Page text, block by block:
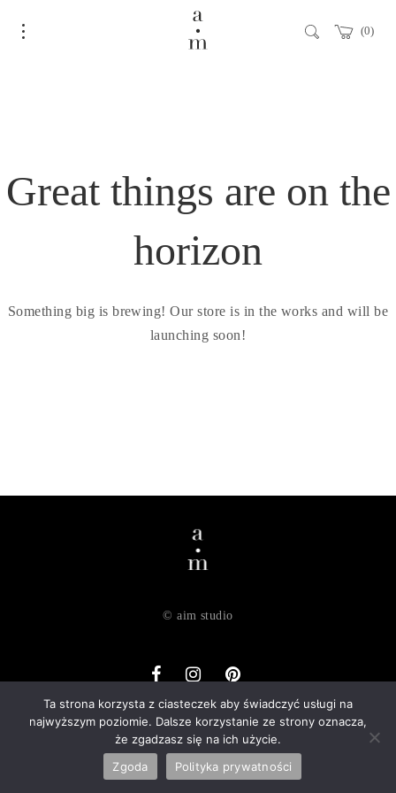
0
Great things are on the
horizon
Something big is brewing! Our store is in the works and will be
launching soon!
Ta strona korzysta z ciasteczek aby świadczyć usługi na
najwyższym poziomie. Dalsze korzystanie ze strony oznacza,
że zgadzasz się na ich użycie.
Zgoda
Polityka prywatności
© aim studio
o nas dostawa zwroty regulamin
polityka prywatności
kontakt